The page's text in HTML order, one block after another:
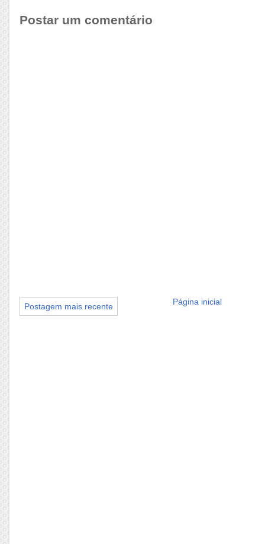
Postar um comentário
Postagem mais recente Página inicial